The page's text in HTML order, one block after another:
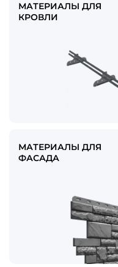
МАТЕРИАЛЫ ДЛЯ
КРОВЛИ
МАТЕРИАЛЫ ДЛЯ
ФАСАДА